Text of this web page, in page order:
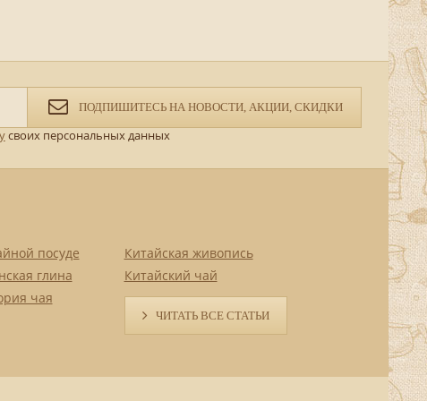
ПОДПИШИТЕСЬ НА НОВОСТИ, АКЦИИ, СКИДКИ
своих персональных данных
посуде
глина
чая
Китайская живопись
Китайский чай
ЧИТАТЬ ВСЕ СТАТЬИ